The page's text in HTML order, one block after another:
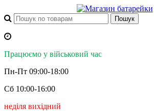
Працюємо у військовий час
Пн-Пт 09:00-18:00
Сб 10:00-16:00
неділя вихідний